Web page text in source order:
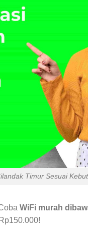
Timur Sesuai
WiFi murah